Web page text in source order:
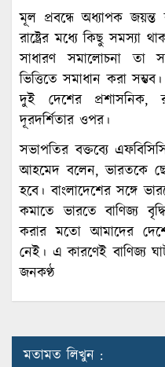
মূল প্রবন্ধে অধ্যাপক
রাষ্ট্রের মধ্যে কিছু সমস্যা
সাধারণ সমালোচনা তা
ভিত্তিতে সমাধান করা
দুই দেশের প্রশাসনিক,
দূরদর্শিতার ওপর।
সভাপতির বক্তব্যে
আহমেদ বলেন, ভারতকে
হবে। বাংলাদেশের সঙ্গে
কমাতে ভারতে বাণিজ্য
করার মতো আমাদের দেশে
নেই। এ কারণেই বাণিজ্য
জনকণ্ঠ
মতামত লিখুন :